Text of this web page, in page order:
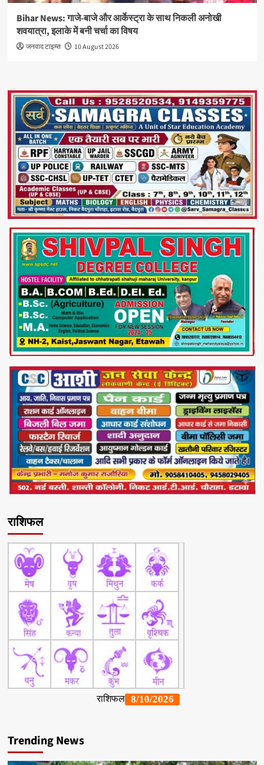
Bihar News: गाजे-बाजे और आर्केस्ट्रा के साथ निकली अनोखी
शवयात्रा, इलाके में बनी चर्चा का विषय
जनवाद टाइम्स 10 August 2026
राशिफल
Trending News